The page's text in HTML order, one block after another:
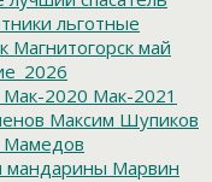
льготные
Магнитогорск май
Мак-2020 Мак-2021
Максим Шупиков
Мамедов
мандарины Марвин